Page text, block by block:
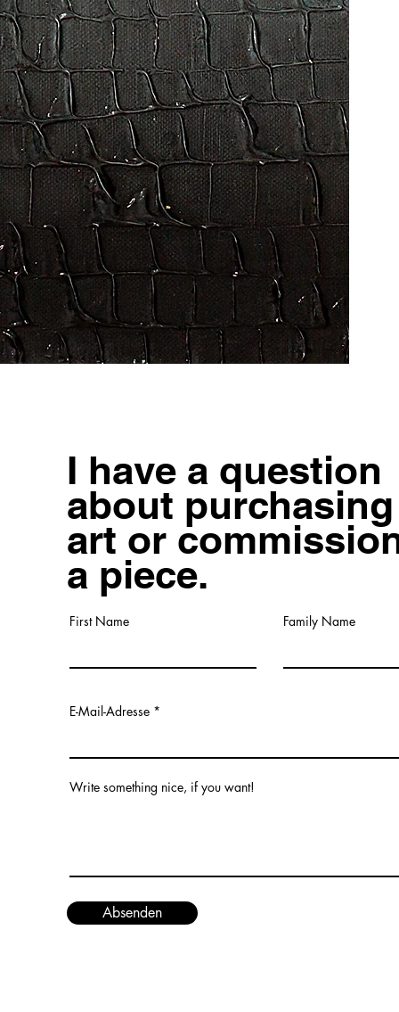
I have a question
about purchasing
art or
a piece.
First Name Family Name
E-Mail-Adresse
Write something nice, if you want!
Absenden